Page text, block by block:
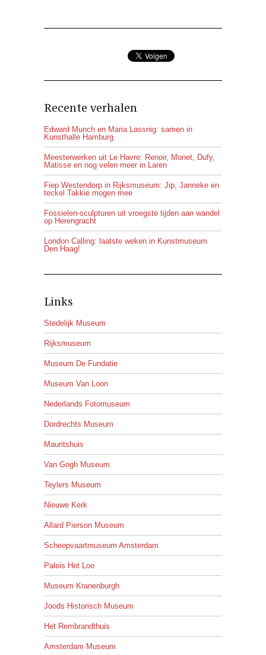
Recente verhalen
Edward Munch en Maria Lassnig: samen in
Kunsthalle Hamburg
Meesterwerken uit Le Havre: Renoir, Monet, Dufy,
Matisse en nog velen meer in Laren
Fiep Westendorp in Rijksmuseum: Jip, Janneke en
teckel Takkie mogen mee
Fossielen-sculpturen uit vroegste tijden aan wandel
op Herengracht
London Calling: laatste weken in Kunstmuseum
Den Haag!
Links
Stedelijk Museum
Rijksmuseum
Museum De Fundatie
Museum Van Loon
Nederlands Fotomuseum
Dordrechts Museum
Mauritshuis
Van Gogh Museum
Teylers Museum
Nieuwe Kerk
Allard Pierson Museum
Scheepvaartmuseum Amsterdam
Paleis Het Loo
Museum Kranenburgh
Joods Historisch Museum
Het Rembrandthuis
Amsterdam Museum